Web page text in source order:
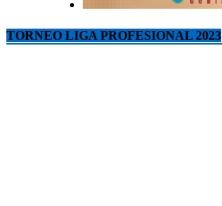
TORNEO LIGA PROFESIONAL 2023